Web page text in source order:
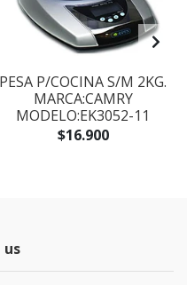
PESA P/COCINA S/M 2KG.
MARCA:CAMRY
MODELO:EK3052-11
$16.900